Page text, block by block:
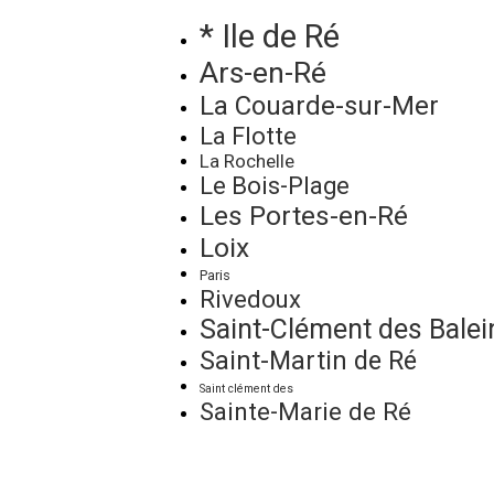
* Ile de Ré
Ars-en-Ré
La Couarde-sur-Mer
La Flotte
La Rochelle
Le Bois-Plage
Les Portes-en-Ré
Loix
Paris
Rivedoux
Saint-Clément des
Saint-Martin de Ré
Saint clément des
Sainte-Marie de Ré